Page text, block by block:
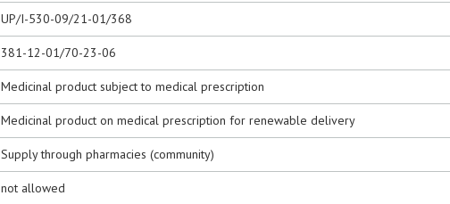
UP/I-530-09/21-01/368
381-12-01/70-23-06
Medicinal product subject to medical prescription
Medicinal product on medical prescription for renewable delivery
Supply through pharmacies (community)
not allowed